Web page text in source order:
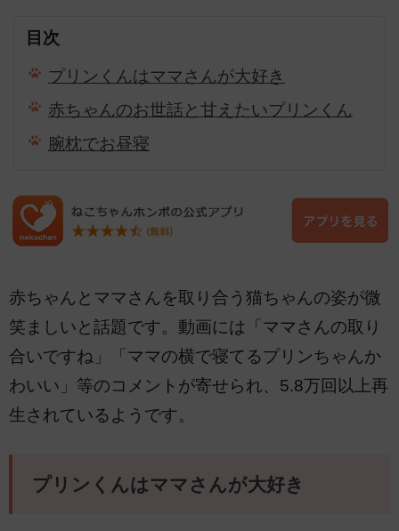
目次
プリンくんはママさんが大好き
赤ちゃんのお世話と甘えたいプリンくん
腕枕でお昼寝
赤ちゃんとママさんを取り合う猫ちゃんの姿が微
笑ましいと話題です。動画には「ママさんの取り
合いですね」「ママの横で寝てるプリンちゃんか
わいい」等のコメントが寄せられ、5.8万回以上再
生されているようです。
プリンくんはママさんが大好き